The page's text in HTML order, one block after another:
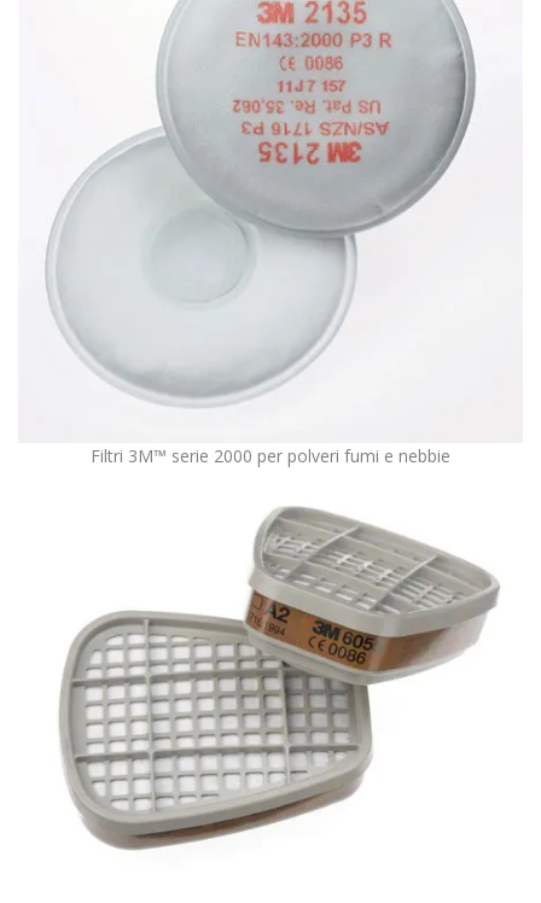
Filtri 3M™ serie 2000 per polveri fumi e nebbie